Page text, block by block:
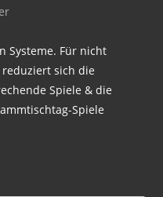
Systeme. Für nicht
reduziert sich die
Spiele & die
Spiele